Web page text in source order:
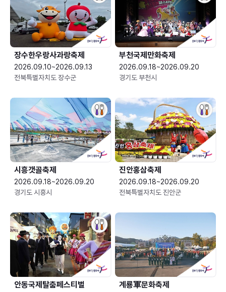
장수한우랑사과랑축제
2026.09.10~2026.09.13
전북특별자치도 장수군
부천국제만화축제
2026.09.18~2026.09.20
경기도 부천시
시흥갯골축제
2026.09.18~2026.09.20
경기도 시흥시
진안홍삼축제
2026.09.18~2026.09.20
전북특별자치도 진안군
안동국제탈춤페스티벌